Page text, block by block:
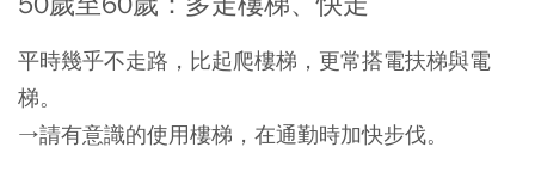
平時幾乎不走路，比起爬樓梯，更常搭電扶梯與電
梯。
→請有意識的使用樓梯，在通勤時加快步伐。